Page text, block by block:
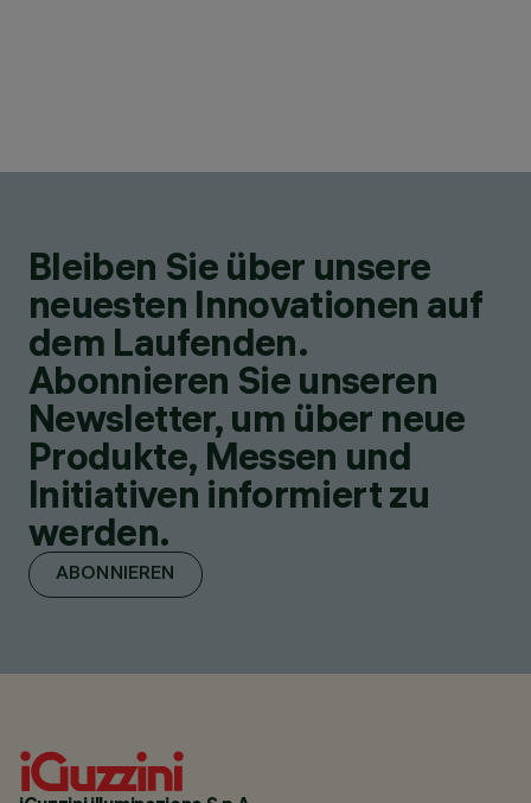
Bleiben Sie über unsere
neuesten Innovationen auf
dem Laufenden.
Abonnieren Sie unseren
Newsletter, um über neue
Produkte, Messen und
Initiativen informiert zu
werden.
ABONNIEREN